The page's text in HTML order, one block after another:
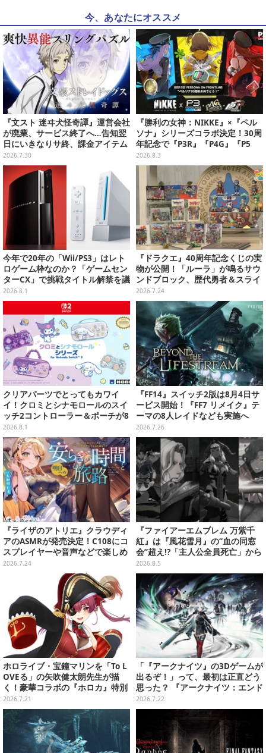
今、あなたにオススメ
『文スト 迷ヰ犬怪奇譚』運営会社
が廃業、サービス終了へ…告知翌
日にいきなりサ終、課金アイテム
の払い戻しも不可
2026.7.30
『勝利の女神：NIKKE』×『ペル
ソナ』シリーズコラボ決定！30周
年記念で『P3R』『P4G』『P5
R』の3作品参戦
2026.8.3
今年で20年の「Wii/PS3」はレト
ロゲーム枠なのか？「ゲームセン
ターCX」で挑戦タイトル解禁を議
論する生配信が決定
2026.8.1
『ドラクエ』40周年記念くじの実
物が公開！「ルーラ」が鳴るサウ
ンドブロック、歴代勇者＆スライ
ムのフィギュアなど、シリーズを
振り返る景品盛りだくさん
2026.7.24
クリアパーツでとってもカワイ
イ！クロミとシナモロールのスイ
ッチ2コントローラー＆ポーチが8
月から順次発売
2026.8.1
『FF14』スイッチ2版は8月4日サ
ービス開始！『FF7 リメイク』テ
ーマの8人レイドなども実施へ
2026.7.26
『ライザのアトリエ』クラウディ
アのASMRが発売決定！C108にコ
スプレイヤーや音声などで楽しめ
るブースを出展
2026.7.24
『ファイアーエムブレム 万紫千
紅』は『風花雪月』の“血の同窓
会”超え!?「主人公全員死亡」から
始まる物語は、様々なシリーズ作
を想起させる
2026.8.5
ホロライブ・宝鐘マリンを「To L
OVEる」の矢吹健太朗先生が描
く！豪華コラボの『ホロカ』特別
カードが「Vジャンプ10月号」に
付録
2026.7.21
「『アークナイツ』の3Dゲームが
出るぞ！」って、最初は正直どう
思った？ 『アークナイツ：エンド
フィールド』リリース半年を機
に、4人のインフルエンサーに聞
いてみたーシリーズを“奥深く”ま
で追ってきたからこその視点【座
談会】
2026.7.22